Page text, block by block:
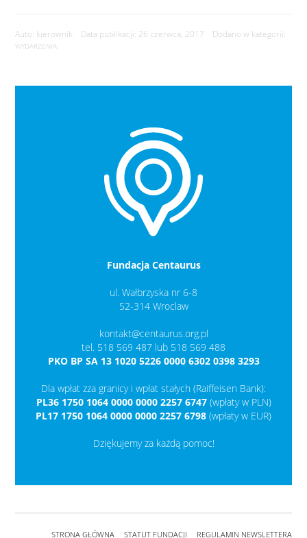
Auto: kierownik Data publikacji: 26 czerwca, 2017 Dodano w kategorii:
WYDARZENIA
Fundacja Centaurus
ul. Wałbrzyska nr 6-8
52-314 Wroclaw
kontakt@centaurus.org.pl
tel. 518 569 487 lub 518 569 488
PKO BP SA 13 1020 5226 0000 6302 0398 3293
Dla wpłat zza granicy i wpłat stałych (Raiffeisen Bank):
PL36 1750 1064 0000 0000 2257 6747(wpłaty w PLN)
PL17 1750 1064 0000 0000 2257 6798 (wpłaty w EUR)
Dziękujemy za każdą pomoc!
STRONA GŁÓWNA STATUT FUNDACJI REGULAMIN NEWSLETTERA